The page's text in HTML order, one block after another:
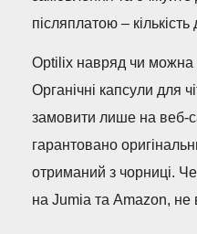
післяплатою – кількість
Optilix навряд чи можна
Органічні капсули для
замовити лише на веб-
гарантовано
отриманий з чорниці.
на Jumia та Amazon, не